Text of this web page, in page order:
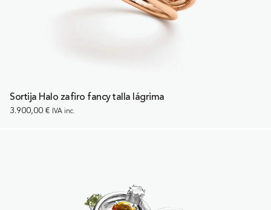
Sortija Halo zafiro fancy talla lágrima
3.900,00 € IVA inc.